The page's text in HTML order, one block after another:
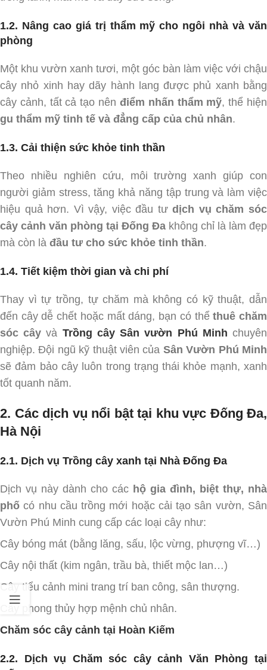
1.2. Nâng cao giá trị thẩm mỹ cho ngôi nhà và văn
phòng
Một khu vườn xanh tươi, một góc bàn làm việc với chậu
cây nhỏ xinh hay dãy hành lang được phủ xanh bằng
cây cảnh, tất cả tạo nên điểm nhấn thẩm mỹ, thể hiện
gu thẩm mỹ tinh tế và đẳng cấp của chủ nhân.
1.3. Cải thiện sức khỏe tinh thần
Theo nhiều nghiên cứu, môi trường xanh giúp con
người giảm stress, tăng khả năng tập trung và làm việc
hiệu quả hơn. Vì vậy, việc đầu tưdịch vụ chăm sóc
cây cảnh văn phòng tại Đống Đa không chỉ là làm đẹp
mà còn là đầu tư cho sức khỏe tinh thần.
1.4. Tiết kiệm thời gian và chi phí
Thay vì tự trồng, tự chăm mà không có kỹ thuật, dẫn
đến cây dễ chết hoặc mất dáng, bạn có thểthuê chăm
sóc cây và Trồng cây Sân vườn Phú Minh chuyên
nghiệp. Đội ngũ kỹ thuật viên của Sân Vườn Phú Minh
sẽ đảm bảo cây luôn trong trạng thái khỏe mạnh, xanh
tốt quanh năm.
2. Các dịch vụ nổi bật tại khu vực Đống Đa,
Hà Nội
2.1. Dịch vụ Trồng cây xanh tại Nhà Đống Đa
Dịch vụ này dành cho các hộ gia đình, biệt thự, nhà
phố có nhu cầu trồng mới hoặc cải tạo sân vườn, Sân
Vườn Phú Minh cung cấp các loại cây như:
Cây bóng mát (bằng lăng, sấu, lộc vừng, phượng vĩ…)
Cây nội thất (kim ngân, trầu bà, thiết mộc lan…)
Cây tiểu cảnh mini trang trí ban công, sân thượng.
Cây phong thủy hợp mệnh chủ nhân.
Chăm sóc cây cảnh tại Hoàn Kiếm
2.2. Dịch vụ Chăm sóc cây cảnh Văn Phòng tại